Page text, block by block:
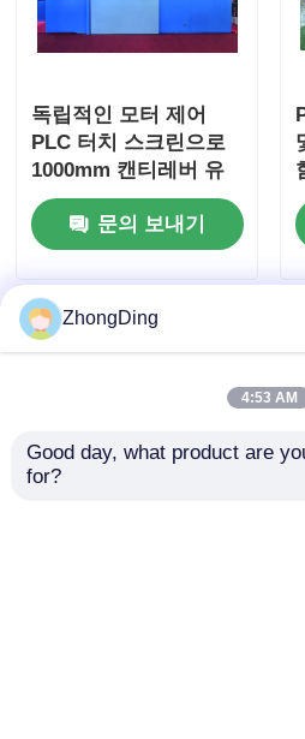
독립적인 모터 제어
PLC 터치 스크린으로
1000mm 캔티레버 유
형 단일 트위스트 기계
문의 보내기
ZhongDing
4:53 AM
Good day, what product are
for?